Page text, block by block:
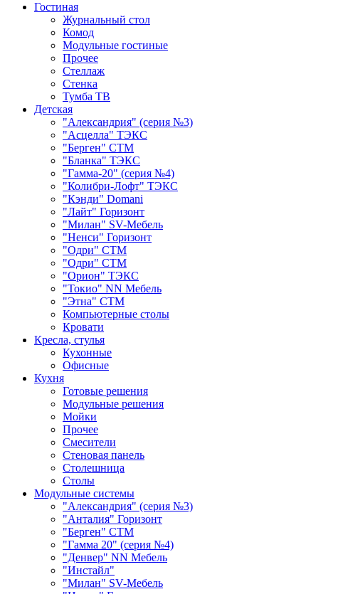
Гостиная
Журнальный стол
Комод
Модульные гостиные
Прочее
Стеллаж
Стенка
Тумба ТВ
Детская
"Александрия" (серия №3)
"Асцелла" ТЭКС
"Берген" СТМ
"Бланка" ТЭКС
"Гамма-20" (серия №4)
"Колибри-Лофт" ТЭКС
"Кэнди" Domani
"Лайт" Горизонт
"Милан" SV-Мебель
"Ненси" Горизонт
"Одри" СТМ
"Одри" СТМ
"Орион" ТЭКС
"Токио" NN Мебель
"Этна" СТМ
Компьютерные столы
Кровати
Кресла, стулья
Кухонные
Офисные
Кухня
Готовые решения
Модульные решения
Мойки
Прочее
Смесители
Стеновая панель
Столешница
Столы
Модульные системы
"Александрия" (серия №3)
"Анталия" Горизонт
"Берген" СТМ
"Гамма 20" (серия №4)
"Денвер" NN Мебель
"Инстайл"
"Милан" SV-Мебель